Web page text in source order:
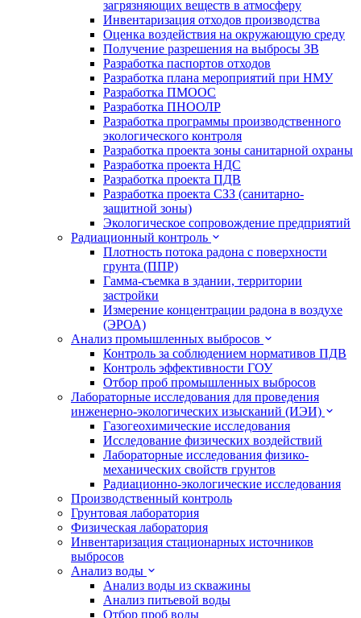
загрязняющих веществ в атмосферу
Инвентаризация отходов производства
Оценка воздействия на окружающую среду
Получение разрешения на выбросы ЗВ
Разработка паспортов отходов
Разработка плана мероприятий при НМУ
Разработка ПМООС
Разработка ПНООЛР
Разработка программы производственного
экологического контроля
Разработка проекта зоны санитарной охраны
Разработка проекта НДС
Разработка проекта ПДВ
Разработка проекта СЗЗ (санитарно-
защитной зоны)
Экологическое сопровождение предприятий
Радиационный контроль
Плотность потока радона с поверхности
грунта (ППР)
Гамма-съемка в здании, территории
застройки
Измерение концентрации радона в воздухе
(ЭРОА)
Анализ промышленных выбросов
Контроль за соблюдением нормативов ПДВ
Контроль эффективности ГОУ
Отбор проб промышленных выбросов
Лабораторные исследования для проведения
инженерно-экологических изысканий (ИЭИ)
Газогеохимические исследования
Исследование физических воздействий
Лабораторные исследования физико-
механических свойств грунтов
Радиационно-экологические исследования
Производственный контроль
Грунтовая лаборатория
Физическая лаборатория
Инвентаризация стационарных источников
выбросов
Анализ воды
Анализ воды из скважины
Анализ питьевой воды
Отбор проб воды